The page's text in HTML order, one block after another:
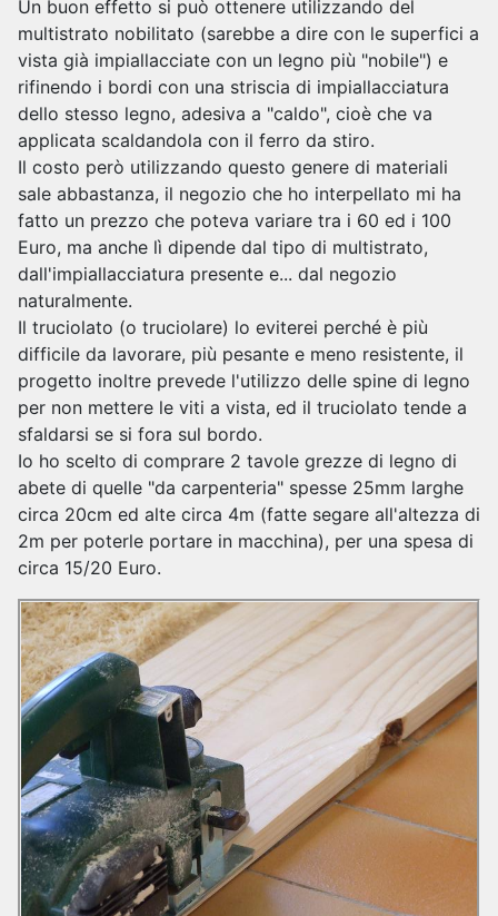
Un buon effetto si può ottenere utilizzando del
multistrato nobilitato (sarebbe a dire con le superfici a
vista già impiallacciate con un legno più "nobile") e
rifinendo i bordi con una striscia di impiallacciatura
dello stesso legno, adesiva a "caldo", cioè che va
applicata scaldandola con il ferro da stiro.
Il costo però utilizzando questo genere di materiali
sale abbastanza, il negozio che ho interpellato mi ha
fatto un prezzo che poteva variare tra i 60 ed i 100
Euro, ma anche lì dipende dal tipo di multistrato,
dall'impiallacciatura presente e... dal negozio
naturalmente.
Il truciolato (o truciolare) lo eviterei perché è più
difficile da lavorare, più pesante e meno resistente, il
progetto inoltre prevede l'utilizzo delle spine di legno
per non mettere le viti a vista, ed il truciolato tende a
sfaldarsi se si fora sul bordo.
Io ho scelto di comprare 2 tavole grezze di legno di
abete di quelle "da carpenteria" spesse 25mm larghe
circa 20cm ed alte circa 4m (fatte segare all'altezza di
2m per poterle portare in macchina), per una spesa di
circa 15/20 Euro.